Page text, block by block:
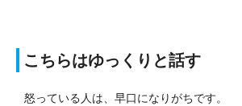
こちらはゆっくりと話す
怒っている人は、早口になりがちです。